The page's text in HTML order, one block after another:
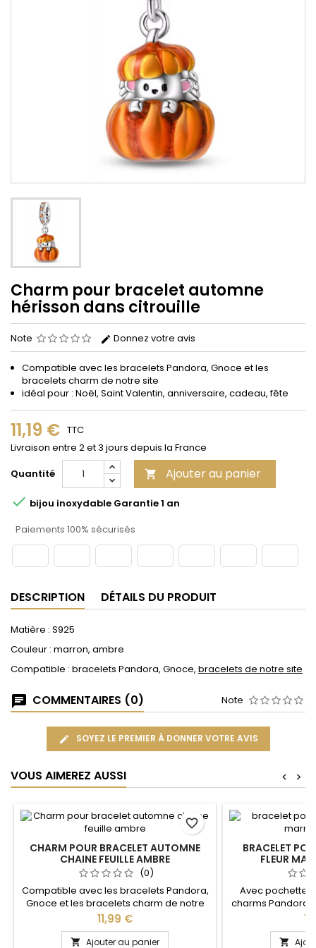
Charm pour bracelet automne
hérisson dans citrouille
Note Donnez votre avis
Compatible avec les bracelets Pandora, Gnoce et les
bracelets charm de notre site
idéal pour : Noël, Saint Valentin, anniversaire, cadeau, fête
11,19 € TTC
Livraison entre 2 et 3 jours depuis la France
Quantité
 Ajouter au panier
 bijou inoxydable Garantie 1 an
Paiements 100% sécurisés
DESCRIPTION DÉTAILS DU PRODUIT
Matière : S925
Couleur : marron, ambre
Compatible : bracelets Pandora, Gnoce, bracelets de notre site
COMMENTAIRES (0) Note
SOYEZ LE PREMIER À DONNER VOTRE AVIS
VOUS AIMEREZ AUSSI >
<
CHARM POUR BRACELET AUTOMNE
CHAINE FEUILLE AMBRE
(0)
Compatible avec les bracelets Pandora,
Gnoce et les bracelets charm de notre
site idéal pour : Noël, Saint Valentin,
anniversaire, cadeau, fête
Prix
11,99 €
 Ajouter au panier
favorite_border
BRACELET
FLEUR
Avec pochette
charms Pandora
notre site idéal
anniversaire,
Plusieurs tailles
